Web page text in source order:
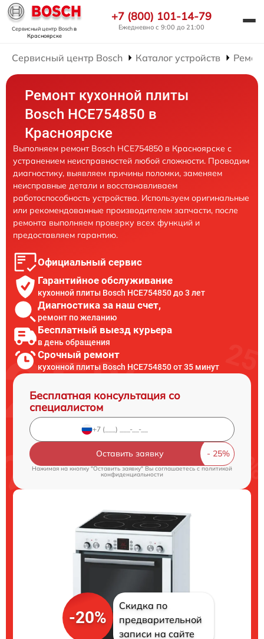
Сервисный центр Boschв
Красноярске
+7 (800) 101-14-79
Ежедневно с 9:00 до 21:00
Сервисный центр Bosch Каталог устройств
Ремонт кухонной плиты
Bosch HCE754850 в
Красноярске
Выполняем ремонт Bosch HCE754850 в Красноярске с
устранением неисправностей любой сложности. Проводим
диагностику, выявляем причины поломки, заменяем
неисправные детали и восстанавливаем
работоспособность устройства. Используем оригинальные
или рекомендованные производителем запчасти, после
ремонта выполняем проверку всех функций и
предоставляем гарантию.
Официальный сервис
Гарантийное обслуживание
кухонной плиты Bosch HCE754850 до 3 лет
Диагностика за наш счет,
ремонт по желанию
Бесплатный выезд курьера
в день обращения
Срочный ремонт
кухонной плиты Bosch HCE754850 от 35 минут
Бесплатная консультация со
специалистом
Оставить заявку
Нажимая на кнопку "Оставить заявку" Вы соглашаетесь cполитикой
конфиденциальности
-20%
Скидка по
предварительной
записи на сайте